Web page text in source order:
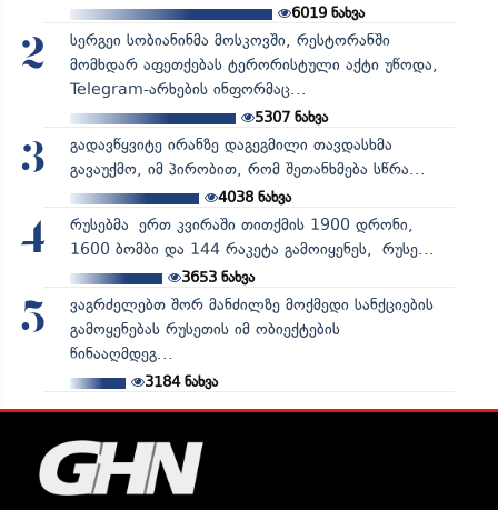
6019 ნახვა
2
სერგეი სობიანინმა მოსკოვში, რესტორანში
მომხდარ აფეთქებას ტერორისტული აქტი უწოდა,
Telegram-არხების ინფორმაც...
5307ნახვა
3
გადავწყვიტე ირანზე დაგეგმილი თავდასხმა
გავაუქმო, იმ პირობით, რომ შეთანხმება სწრა...
4038ნახვა
4
რუსებმა ერთ კვირაში თითქმის 1900 დრონი,
1600 ბომბი და 144 რაკეტა გამოიყენეს, რუსე...
3653ნახვა
5
ვაგრძელებთ შორ მანძილზე მოქმედი სანქციების
გამოყენებას რუსეთის იმ ობიექტების
წინააღმდეგ...
3184ნახვა